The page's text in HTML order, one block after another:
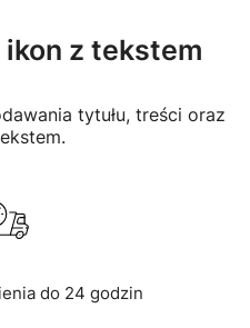
z tekstem
tytułu, treści oraz
do 24 godzin